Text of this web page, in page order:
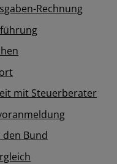
Rechnung
mit Steuerberater
den Bund